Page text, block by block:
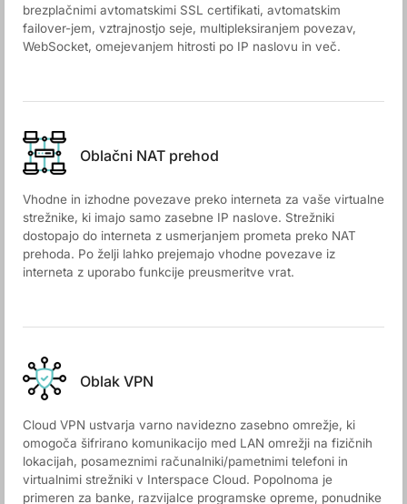
brezplačnimi avtomatskimi SSL certifikati, avtomatskim
failover-jem, vztrajnostjo seje, multipleksiranjem povezav,
WebSocket, omejevanjem hitrosti po IP naslovu in več.
Oblačni NAT prehod
Vhodne in izhodne povezave preko interneta za vaše virtualne
strežnike, ki imajo samo zasebne IP naslove. Strežniki
dostopajo do interneta z usmerjanjem prometa preko NAT
prehoda. Po želji lahko prejemajo vhodne povezave iz
interneta z uporabo funkcije preusmeritve vrat.
Oblak VPN
Cloud VPN ustvarja varno navidezno zasebno omrežje, ki
omogoča šifrirano komunikacijo med LAN omrežji na fizičnih
lokacijah, posameznimi računalniki/pametnimi telefoni in
virtualnimi strežniki v Interspace Cloud. Popolnoma je
primeren za banke, razvijalce programske opreme, ponudnike